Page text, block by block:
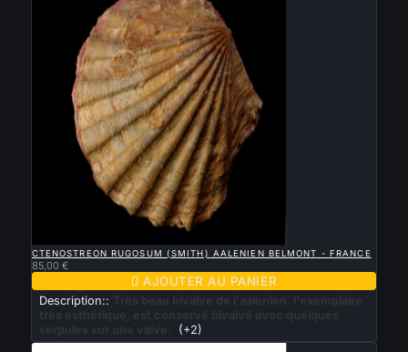
CTENOSTREON RUGOSUM (SMITH) AALENIEN BELMONT - FRANCE
85,00 €
 AJOUTER AU PANIER
Description::
Très beau bivalve de l'aalenien. l'exemplaire
très esthétique, est conservé bivalvé avec quelques
serpules sur une valve.
(+2)